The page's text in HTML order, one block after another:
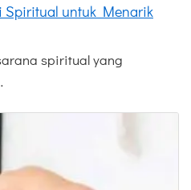
Spiritual untuk Menarik
spiritual yang